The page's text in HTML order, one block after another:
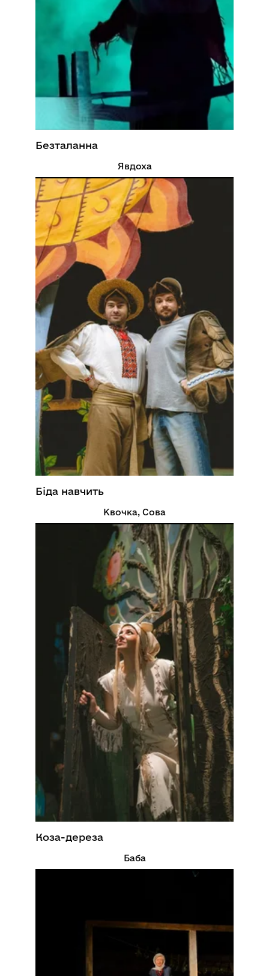
Безталанна
Явдоха
Біда навчить
Квочка, Сова
Коза-дереза
Баба